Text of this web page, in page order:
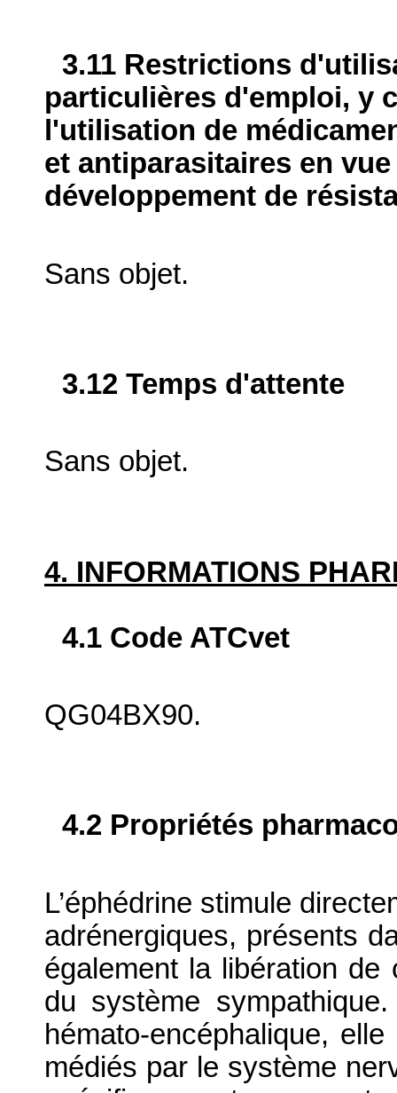
3.11 Restrictions
particulières d'emploi, y
l'utilisation de
et antiparasitaires en
développement de
Sans objet.
3.12 Temps d'attente
Sans objet.
4. INFORMATIONS
4.1 Code ATCvet
QG04BX90.
4.2 Propriétés
L’éphédrine stimule
adrénergiques, présents
également la libération de
du système
hémato-encéphalique,
médiés par le système